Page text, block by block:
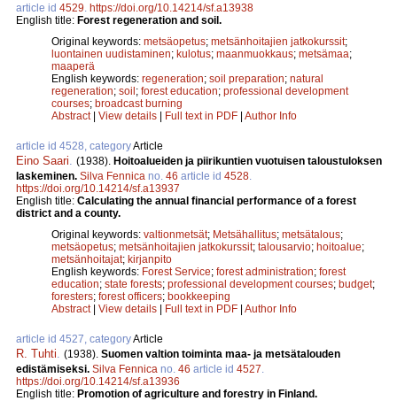
article id 4529 https://doi.org/10.14214/sf.a13938
English title: Forest regeneration and soil.
Original keywords: metsäopetus; metsänhoitajien jatkokurssit;
luontainen uudistaminen; kulotus; maanmuokkaus; metsämaa;
maaperä
English keywords: regeneration; soil preparation; natural
regeneration; soil; forest education; professional development
courses; broadcast burning
Abstract| View details | Full text in PDF | Author Info
article id 4528, categoryArticle
Eino Saari (1938). Hoitoalueiden ja piirikuntien vuotuisen taloustuloksen
laskeminen. Silva Fennica no. 46 article id 4528
https://doi.org/10.14214/sf.a13937
English title: Calculating the annual financial performance of a forest
district and a county.
Original keywords: valtionmetsät; Metsähallitus; metsätalous;
metsäopetus; metsänhoitajien jatkokurssit; talousarvio; hoitoalue;
metsänhoitajat; kirjanpito
English keywords: Forest Service; forest administration; forest
education; state forests; professional development courses; budget;
foresters; forest officers; bookkeeping
Abstract| View details | Full text in PDF | Author Info
article id 4527, categoryArticle
R. Tuhti (1938). Suomen valtion toiminta maa- ja metsätalouden
edistämiseksi. Silva Fennica no. 46 article id 4527
https://doi.org/10.14214/sf.a13936
English title: Promotion of agriculture and forestry in Finland.